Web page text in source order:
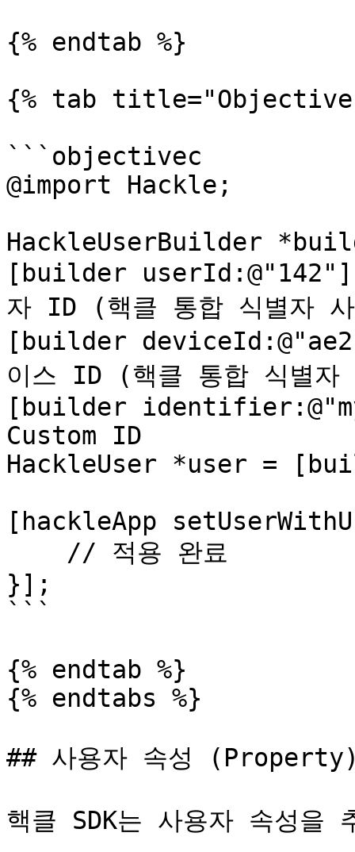
{% endtab %}
{% tab
```objectivec
@import Hackle;
HackleUserBuilder
[builder
자 ID (핵클 통합 식별자
[builder
이스 ID (핵클 통합 식별자
[builder
Custom ID
HackleUser *user =
[hackleApp
}];
```
{% endtab %}
{% endtabs %}
## 사용자 속성
핵클 SDK는 사용자 속성을